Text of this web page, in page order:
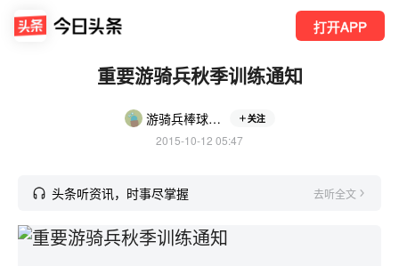
打开APP
重要游骑兵秋季训练通知
游骑兵棒球俱乐部 关注
2015-10-12 05:47
头条听资讯，时事尽掌握 去听全文